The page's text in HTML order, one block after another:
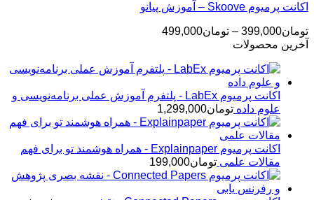
اکانت پرمیوم Skoove – آموزش پیانو
تومان399,000
– تومان499,000محدوده
تا
آخرین محصولات
اکانت پرمیوم LabEx - پلتفرم آموزش عملی برنامه‌نویسی و
علوم داده تومان1,299,000
اکانت پرمیوم Explainpaper - همراه هوشمند تو برای فهم
مقالات علمی تومان199,000